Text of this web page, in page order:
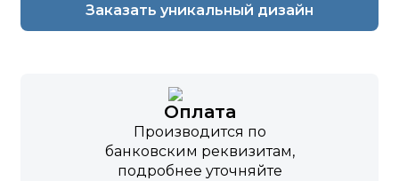
Заказать уникальный дизайн
Оплата
Производится по
банковским реквизитам,
подробнее уточняйте